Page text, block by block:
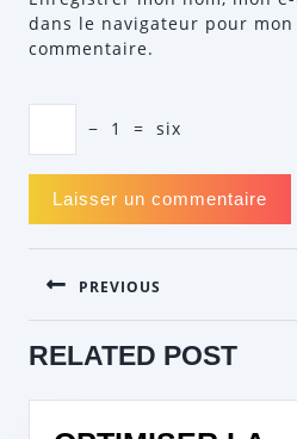
dans le navigateur pour
commentaire.
− 1 = six
NAVIGATION
DE
L’ARTICLE
PREVIOUS
post:
RELATED POST